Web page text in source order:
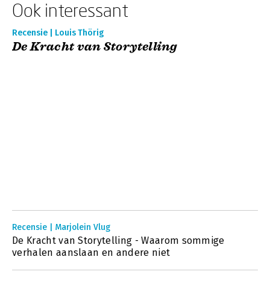
Ook interessant
Recensie | Louis Thörig
De Kracht van Storytelling
Recensie | Marjolein Vlug
De Kracht van Storytelling - Waarom sommige
verhalen aanslaan en andere niet